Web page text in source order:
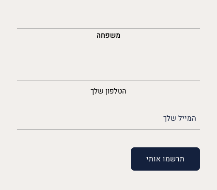
משפחה
הטלפון שלך
(חובה)